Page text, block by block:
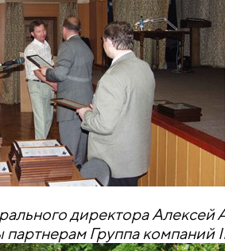
директора
партнерам Группа компаний